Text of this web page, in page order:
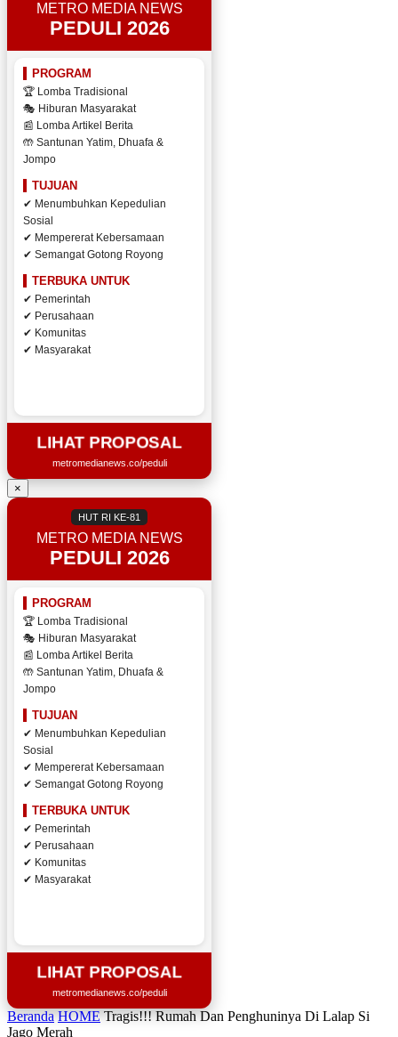
METRO MEDIA NEWS
PEDULI 2026
PROGRAM
🏆 Lomba Tradisional
🎭 Hiburan Masyarakat
📰 Lomba Artikel Berita
🤲 Santunan Yatim, Dhuafa &
Jompo
TUJUAN
✔ Menumbuhkan Kepedulian
Sosial
✔ Mempererat Kebersamaan
✔ Semangat Gotong Royong
TERBUKA UNTUK
✔ Pemerintah
✔ Perusahaan
✔ Komunitas
✔ Masyarakat
LIHAT PROPOSAL
metromedianews.co/peduli
×
HUT RI KE-81
METRO MEDIA NEWS
PEDULI 2026
PROGRAM
🏆 Lomba Tradisional
🎭 Hiburan Masyarakat
📰 Lomba Artikel Berita
🤲 Santunan Yatim, Dhuafa &
Jompo
TUJUAN
✔ Menumbuhkan Kepedulian
Sosial
✔ Mempererat Kebersamaan
✔ Semangat Gotong Royong
TERBUKA UNTUK
✔ Pemerintah
✔ Perusahaan
✔ Komunitas
✔ Masyarakat
LIHAT PROPOSAL
metromedianews.co/peduli
Beranda HOME Tragis!!! Rumah Dan Penghuninya Di Lalap Si
Jago Merah